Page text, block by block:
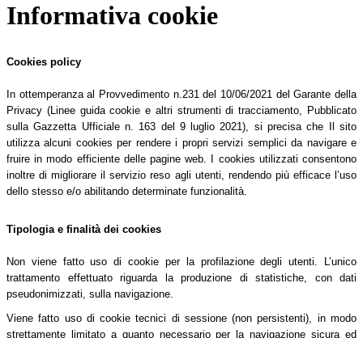
Informativa cookie
Cookies policy
In ottemperanza al Provvedimento n.231 del 10/06/2021 del Garante della
Privacy (Linee guida cookie e altri strumenti di tracciamento, Pubblicato
sulla Gazzetta Ufficiale n. 163 del 9 luglio 2021), si precisa che Il sito
utilizza alcuni cookies per rendere i propri servizi semplici da navigare e
fruire in modo efficiente delle pagine web. I cookies utilizzati consentono
inoltre di migliorare il servizio reso agli utenti, rendendo più efficace l’uso
dello stesso e/o abilitando determinate funzionalità.
Tipologia e finalità dei cookies
Non viene fatto uso di cookie per la profilazione degli utenti. L’unico
trattamento effettuato riguarda la produzione di statistiche, con dati
pseudonimizzati, sulla navigazione.
Viene fatto uso di cookie tecnici di sessione (non persistenti), in modo
strettamente limitato a quanto necessario per la navigazione sicura ed